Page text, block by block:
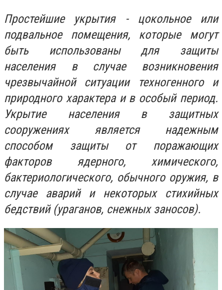
Простейшие укрытия - цокольное или
подвальное помещения, которые могут
быть использованы для защиты
населения в случае возникновения
чрезвычайной ситуации техногенного и
природного характера и в особый период.
Укрытие населения в защитных
сооружениях является надежным
способом защиты от поражающих
факторов ядерного, химического,
бактериологического, обычного оружия, в
случае аварий и некоторых стихийных
бедствий (ураганов, снежных заносов).